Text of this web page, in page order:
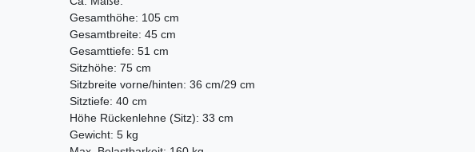
Gesamthöhe: 105 cm
Gesamtbreite: 45 cm
Gesamttiefe: 51 cm
Sitzhöhe: 75 cm
Sitzbreite vorne/hinten: 36 cm/29 cm
Sitztiefe: 40 cm
Höhe Rückenlehne (Sitz): 33 cm
Gewicht: 5 kg